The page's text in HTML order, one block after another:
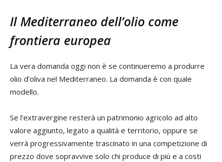
Il Mediterraneo dell’olio come
frontiera europea
La vera domanda oggi non è se continueremo a produrre
olio d’oliva nel Mediterraneo. La domanda è con quale
modello.
Se l’extravergine resterà un patrimonio agricolo ad alto
valore aggiunto, legato a qualità e territorio, oppure se
verrà progressivamente trascinato in una competizione di
prezzo dove sopravvive solo chi produce di più e a costi